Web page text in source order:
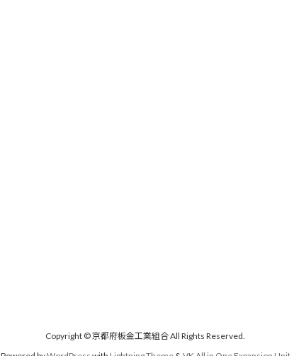
Copyright © 京都府板金工業組合 All Rights Reserved.